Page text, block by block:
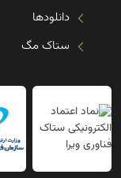
دانلودها
ستاک مگ